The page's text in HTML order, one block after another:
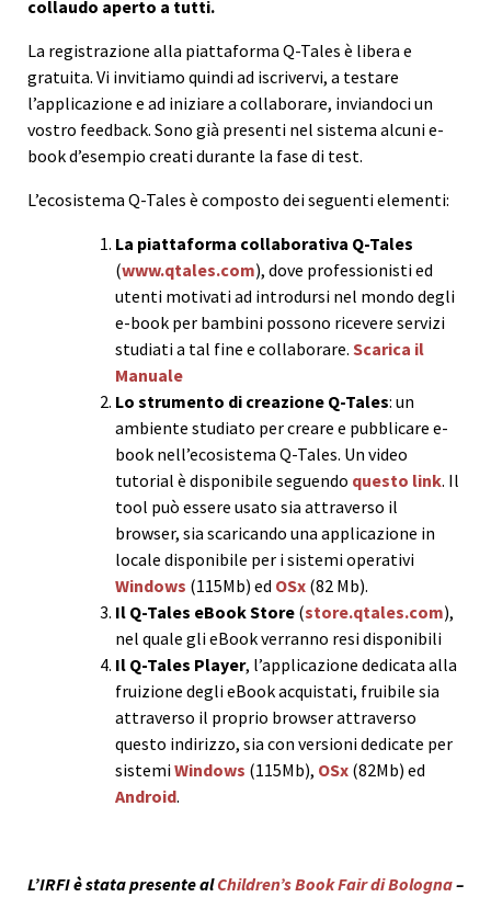
collaudo aperto a tutti.
La registrazione alla piattaforma Q-Tales è libera e
gratuita. Vi invitiamo quindi ad iscrivervi, a testare
l’applicazione e ad iniziare a collaborare, inviandoci un
vostro feedback. Sono già presenti nel sistema alcuni e-
book d’esempio creati durante la fase di test.
L’ecosistema Q-Tales è composto dei seguenti elementi:
La piattaforma collaborativa Q-Tales
(www.qtales.com), dove professionisti ed
utenti motivati ad introdursi nel mondo degli
e-book per bambini possono ricevere servizi
studiati a tal fine e collaborare. Scarica il
Manuale
Lo strumento di creazione Q-Tales: un
ambiente studiato per creare e pubblicare e-
book nell’ecosistema Q-Tales. Un video
tutorial è disponibile seguendo questo link. Il
tool può essere usato sia attraverso il
browser, sia scaricando una applicazione in
locale disponibile per i sistemi operativi
Windows (115Mb) ed OSx (82 Mb).
Il Q-Tales eBook Store (store.qtales.com),
nel quale gli eBook verranno resi disponibili
Il Q-Tales Player, l’applicazione dedicata alla
fruizione degli eBook acquistati, fruibile sia
attraverso il proprio browser attraverso
questo indirizzo, sia con versioni dedicate per
sistemiWindows (115Mb), OSx (82Mb) ed
Android.
L’IRFI è stata presente alChildren’s Book Fair di Bologna–